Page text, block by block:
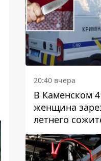
20:40 вчера
В Каменском
женщина
летнего
пыталась
полицейских